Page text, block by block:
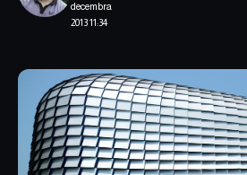
decembra
2013 11:34